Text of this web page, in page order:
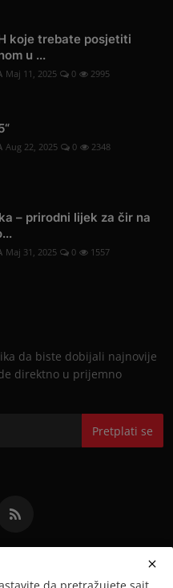
koje trebate posjetiti
u ...
Maj 11, 2025 0 2995
Aug 22, 2025 0 2348
– prirodni lijek za čir na
Maj 31, 2025 0 1557
da biste dobijali najnovije
direktno u prijemno
Pretplati se